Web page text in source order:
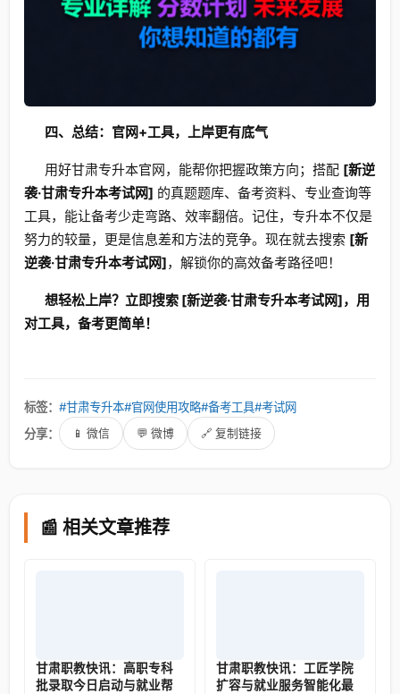
四、总结：官网+工具，上岸更有底气
用好甘肃专升本官网，能帮你把握政策方向；搭配 [新逆
袭·甘肃专升本考试网] 的真题题库、备考资料、专业查询等
工具，能让备考少走弯路、效率翻倍。记住，专升本不仅是
努力的较量，更是信息差和方法的竞争。现在就去搜索 [新
逆袭·甘肃专升本考试网]，解锁你的高效备考路径吧！
想轻松上岸？立即搜索 [新逆袭·甘肃专升本考试网]，用
对工具，备考更简单！
标签： #甘肃专升本#官网使用攻略#备考工具#考试网
分享：
📱 微信 💬 微博 🔗 复制链接
📰 相关文章推荐
甘肃职教快讯：高职专科
批录取今日启动与就业帮
甘肃职教快讯：工匠学院
扩容与就业服务智能化最